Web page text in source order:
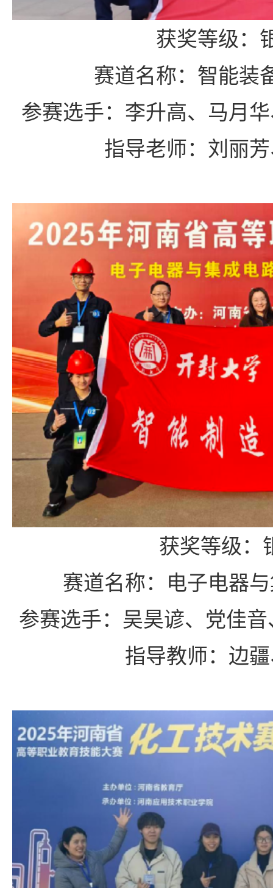
获奖等级：
赛道名称： 智能装
参赛选手： 李升高、马月
指导老师：刘丽
获奖等级：
赛道名称：电子电器
参赛选手：吴昊谚、党佳
指导教师：边